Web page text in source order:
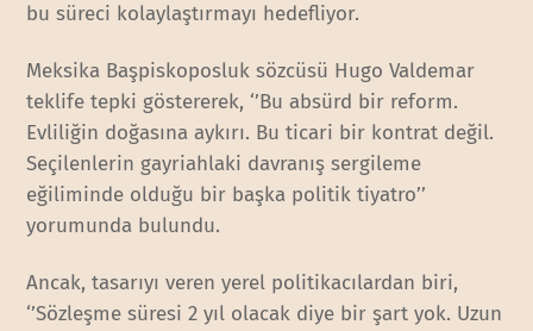
bu süreci kolaylaştırmayı hedefliyor.
Meksika Başpiskoposluk sözcüsü Hugo Valdemar
teklife tepki göstererek, ‘’Bu absürd bir reform.
Evliliğin doğasına aykırı. Bu ticari bir kontrat değil.
Seçilenlerin gayriahlaki davranış sergileme
eğiliminde olduğu bir başka politik tiyatro’’
yorumunda bulundu.
Ancak, tasarıyı veren yerel politikacılardan biri,
‘’Sözleşme süresi 2 yıl olacak diye bir şart yok. Uzun